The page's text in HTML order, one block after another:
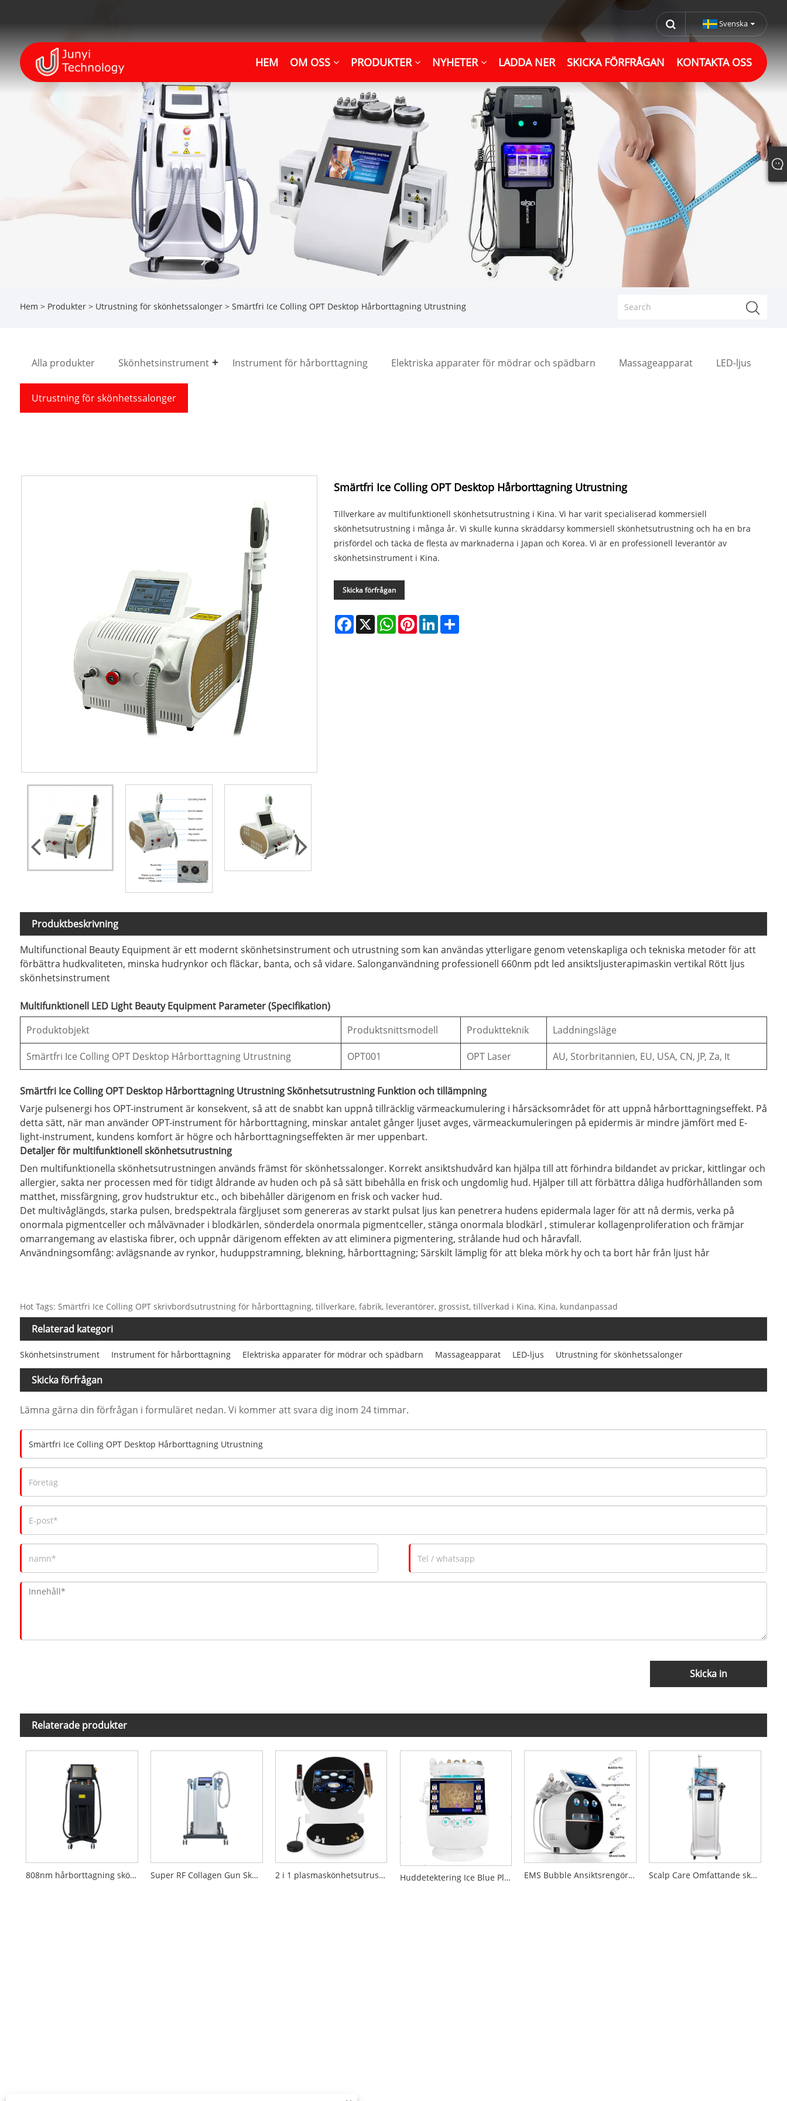
Svenska
HEM OM OSS PRODUKTER NYHETER LADDA NER SKICKA FÖRFRÅGAN KONTAKTA OSS
Hem > Produkter> Utrustning för skönhetssalonger> Smärtfri Ice Colling OPT Desktop Hårborttagning Utrustning
Alla produkter Skönhetsinstrument Instrument för hårborttagning Elektriska apparater för mödrar och spädbarn Massageapparat LED-ljus
Utrustning för skönhetssalonger
Smärtfri Ice Colling OPT Desktop Hårborttagning Utrustning
Tillverkare av multifunktionell skönhetsutrustning i Kina. Vi har varit specialiserad kommersiell
skönhetsutrustning i många år. Vi skulle kunna skräddarsy kommersiell skönhetsutrustning och ha en bra
prisfördel och täcka de flesta av marknaderna i Japan och Korea. Vi är en professionell leverantör av
skönhetsinstrument i Kina.
Skicka förfrågan
Facebook
X WhatsAppPinterestLinkedInShare
Produktbeskrivning
Multifunctional Beauty Equipment är ett modernt skönhetsinstrument och utrustning som kan användas ytterligare genom vetenskapliga och tekniska metoder för att
förbättra hudkvaliteten, minska hudrynkor och fläckar, banta, och så vidare. Salonganvändning professionell 660nm pdt led ansiktsljusterapimaskin vertikal Rött ljus
skönhetsinstrument
Multifunktionell LED Light Beauty Equipment Parameter (Specifikation)
Produktobjekt
Produktsnittsmodell Produktteknik Laddningsläge
Smärtfri Ice Colling OPT Desktop Hårborttagning Utrustning OPT001 OPT Laser AU, Storbritannien, EU, USA, CN, JP, Za, It
Smärtfri Ice Colling OPT Desktop Hårborttagning Utrustning Skönhetsutrustning Funktion och tillämpning
Varje pulsenergi hos OPT-instrument är konsekvent, så att de snabbt kan uppnå tillräcklig värmeackumulering i hårsäcksområdet för att uppnå hårborttagningseffekt. På
detta sätt, när man använder OPT-instrument för hårborttagning, minskar antalet gånger ljuset avges, värmeackumuleringen på epidermis är mindre jämfört med E-
light-instrument, kundens komfort är högre och hårborttagningseffekten är mer uppenbart.
Detaljer för multifunktionell skönhetsutrustning
Den multifunktionella skönhetsutrustningen används främst för skönhetssalonger. Korrekt ansiktshudvård kan hjälpa till att förhindra bildandet av prickar, kittlingar och
allergier, sakta ner processen med för tidigt åldrande av huden och på så sätt bibehålla en frisk och ungdomlig hud. Hjälper till att förbättra dåliga hudförhållanden som
matthet, missfärgning, grov hudstruktur etc., och bibehåller därigenom en frisk och vacker hud.
Det multivåglängds, starka pulsen, bredspektrala färgljuset som genereras av starkt pulsat ljus kan penetrera hudens epidermala lager för att nå dermis, verka på
onormala pigmentceller och målvävnader i blodkärlen, sönderdela onormala pigmentceller, stänga onormala blodkärl , stimulerar kollagenproliferation och främjar
omarrangemang av elastiska fibrer, och uppnår därigenom effekten av att eliminera pigmentering, strålande hud och håravfall.
Användningsomfång: avlägsnande av rynkor, huduppstramning, blekning, hårborttagning; Särskilt lämplig för att bleka mörk hy och ta bort hår från ljust hår
Hot Tags: Smärtfri Ice Colling OPT skrivbordsutrustning för hårborttagning, tillverkare, fabrik, leverantörer, grossist, tillverkad i Kina, Kina, kundanpassad
Relaterad kategori
Skönhetsinstrument Instrument för hårborttagning Elektriska apparater för mödrar och spädbarn Massageapparat LED-ljus Utrustning för skönhetssalonger
Skicka förfrågan
Lämna gärna din förfrågan i formuläret nedan. Vi kommer att svara dig inom 24 timmar.
Skicka in
Relaterade produkter
808nm hårborttagning skönhetsutrustning Super RF Collagen Gun Skönhetsutrustning 2 i 1 plasmaskönhetsutrustning Huddetektering Ice Blue Plus Utrustning för ansiktsskönhet EMS Bubble Ansiktsrengöring Skönhetsutrustning Scalp Care Omfattande skönhetsutrustning